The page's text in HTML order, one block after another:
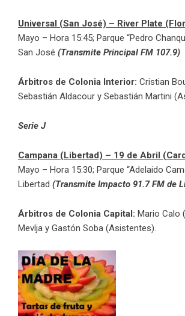
Universal (San José) – River Plate
Mayo – Hora 15:45; Parque “Pedro
San José (Transmite Principal FM 107.9)
Árbitros de Colonia Interior: Cristian
Sebastián Aldacour y Sebastián Martini
Serie J
Campana (Libertad) – 19 de Abril
Mayo – Hora 15:30; Parque “Adelaido
Libertad (Transmite Impacto 91.7 FM de
Árbitros de Colonia Capital: Mario Calo
Mevlja y Gastón Soba (Asistentes).